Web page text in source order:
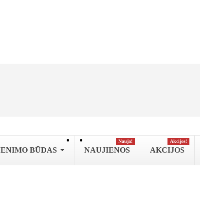
BŪDAS NAUJIENOS
Nauja!
AKCIJOS
Аkcijos!